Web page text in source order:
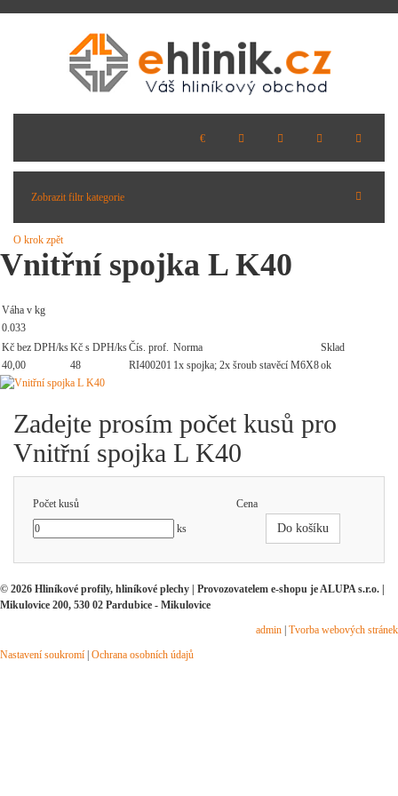
Zobrazit filtr kategorie
O krok zpět
Vnitřní spojka L K40
Váha v kg
0.033
Kč bez DPH/ksKč s DPH/ksČís. prof. Norma
Sklad
40,00
48 RI400201 1x spojka; 2x šroub stavěcí M6X8ok
Zadejte prosím počet kusů pro
Vnitřní spojka L K40
Počet kusů
Cena
ks
Do košíku
© 2026 Hliníkové profily, hliníkové plechy | Provozovatelem e-shopu je ALUPA s.r.o. |
Mikulovice 200, 530 02 Pardubice - Mikulovice
admin Tvorba webových stránek
Nastavení soukromí Ochrana osobních údajů